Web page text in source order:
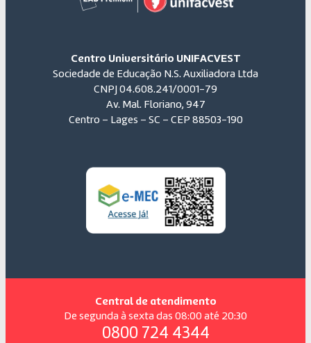
Centro Universitário UNIFACVEST
Sociedade de Educação N.S. Auxiliadora Ltda
CNPJ 04.608.241/0001-79
Av. Mal. Floriano, 947
Centro – Lages – SC – CEP 88503-190
Central de atendimento
De segunda à sexta das 08:00 até 20:30
0800 724 4344